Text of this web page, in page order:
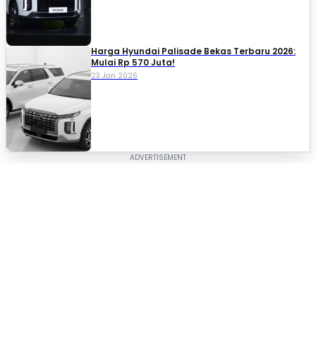
Harga Hyundai Palisade Bekas Terbaru 2026:
Mulai Rp 570 Juta!
23 Jan 2026